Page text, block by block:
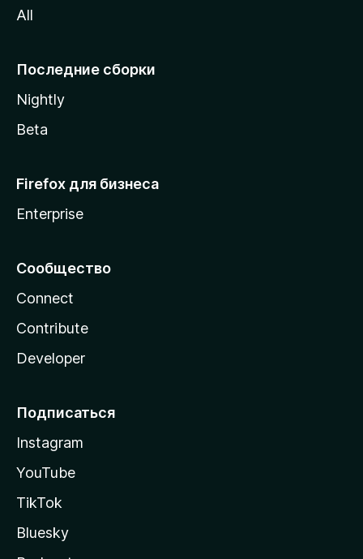
i
l
All
Последние сборки
Nightly
Beta
Firefox для бизнеса
Enterprise
Сообщество
Connect
Contribute
Developer
Подписаться
Instagram
YouTube
TikTok
Bluesky